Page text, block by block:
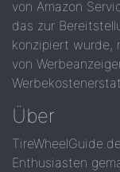
von Amazon
das zur
konzipiert wurde,
von
Über
Enthusiasten